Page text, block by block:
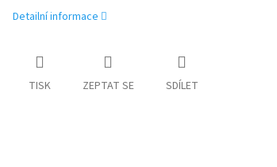
Detailní informace
TISK ZEPTAT SE SDÍLET